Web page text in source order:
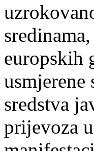
europskih
sredstva
prijevoza